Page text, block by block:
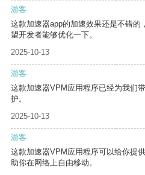
游客
这款加速器app的加速效果还是不错
望开发者能够优化一下。
2025-10-13
游客
这款加速器VPM应用程序已经为我们
护。
2025-10-13
游客
这款加速器VPM应用程序可以给你提
助你在网络上自由移动。